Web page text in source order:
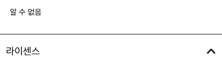
알 수 없음
라이센스